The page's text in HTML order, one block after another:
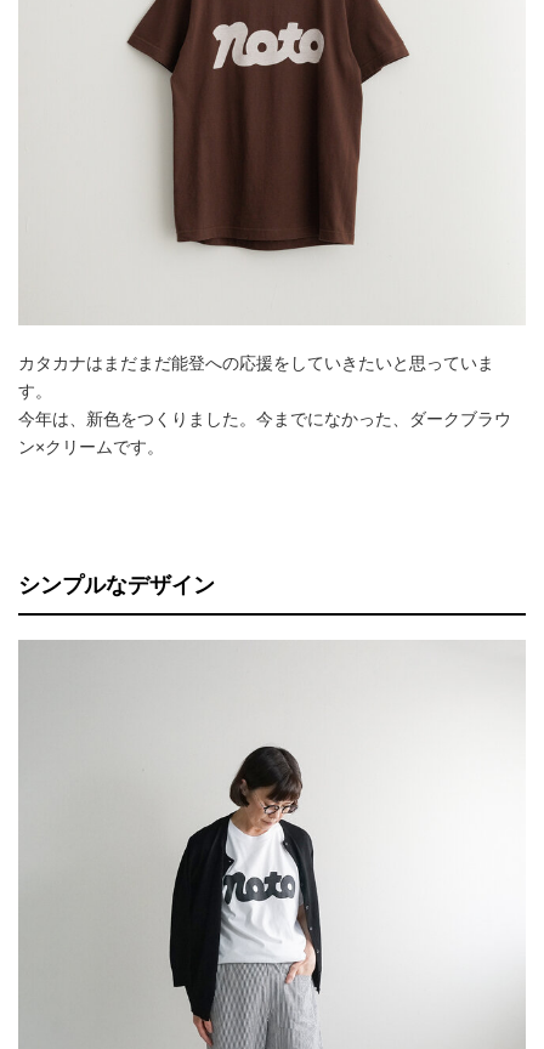
カタカナはまだまだ能登への応援をしていきたいと思っていま
す。
今年は、新色をつくりました。今までになかった、ダークブラウ
ン×クリームです。
シンプルなデザイン